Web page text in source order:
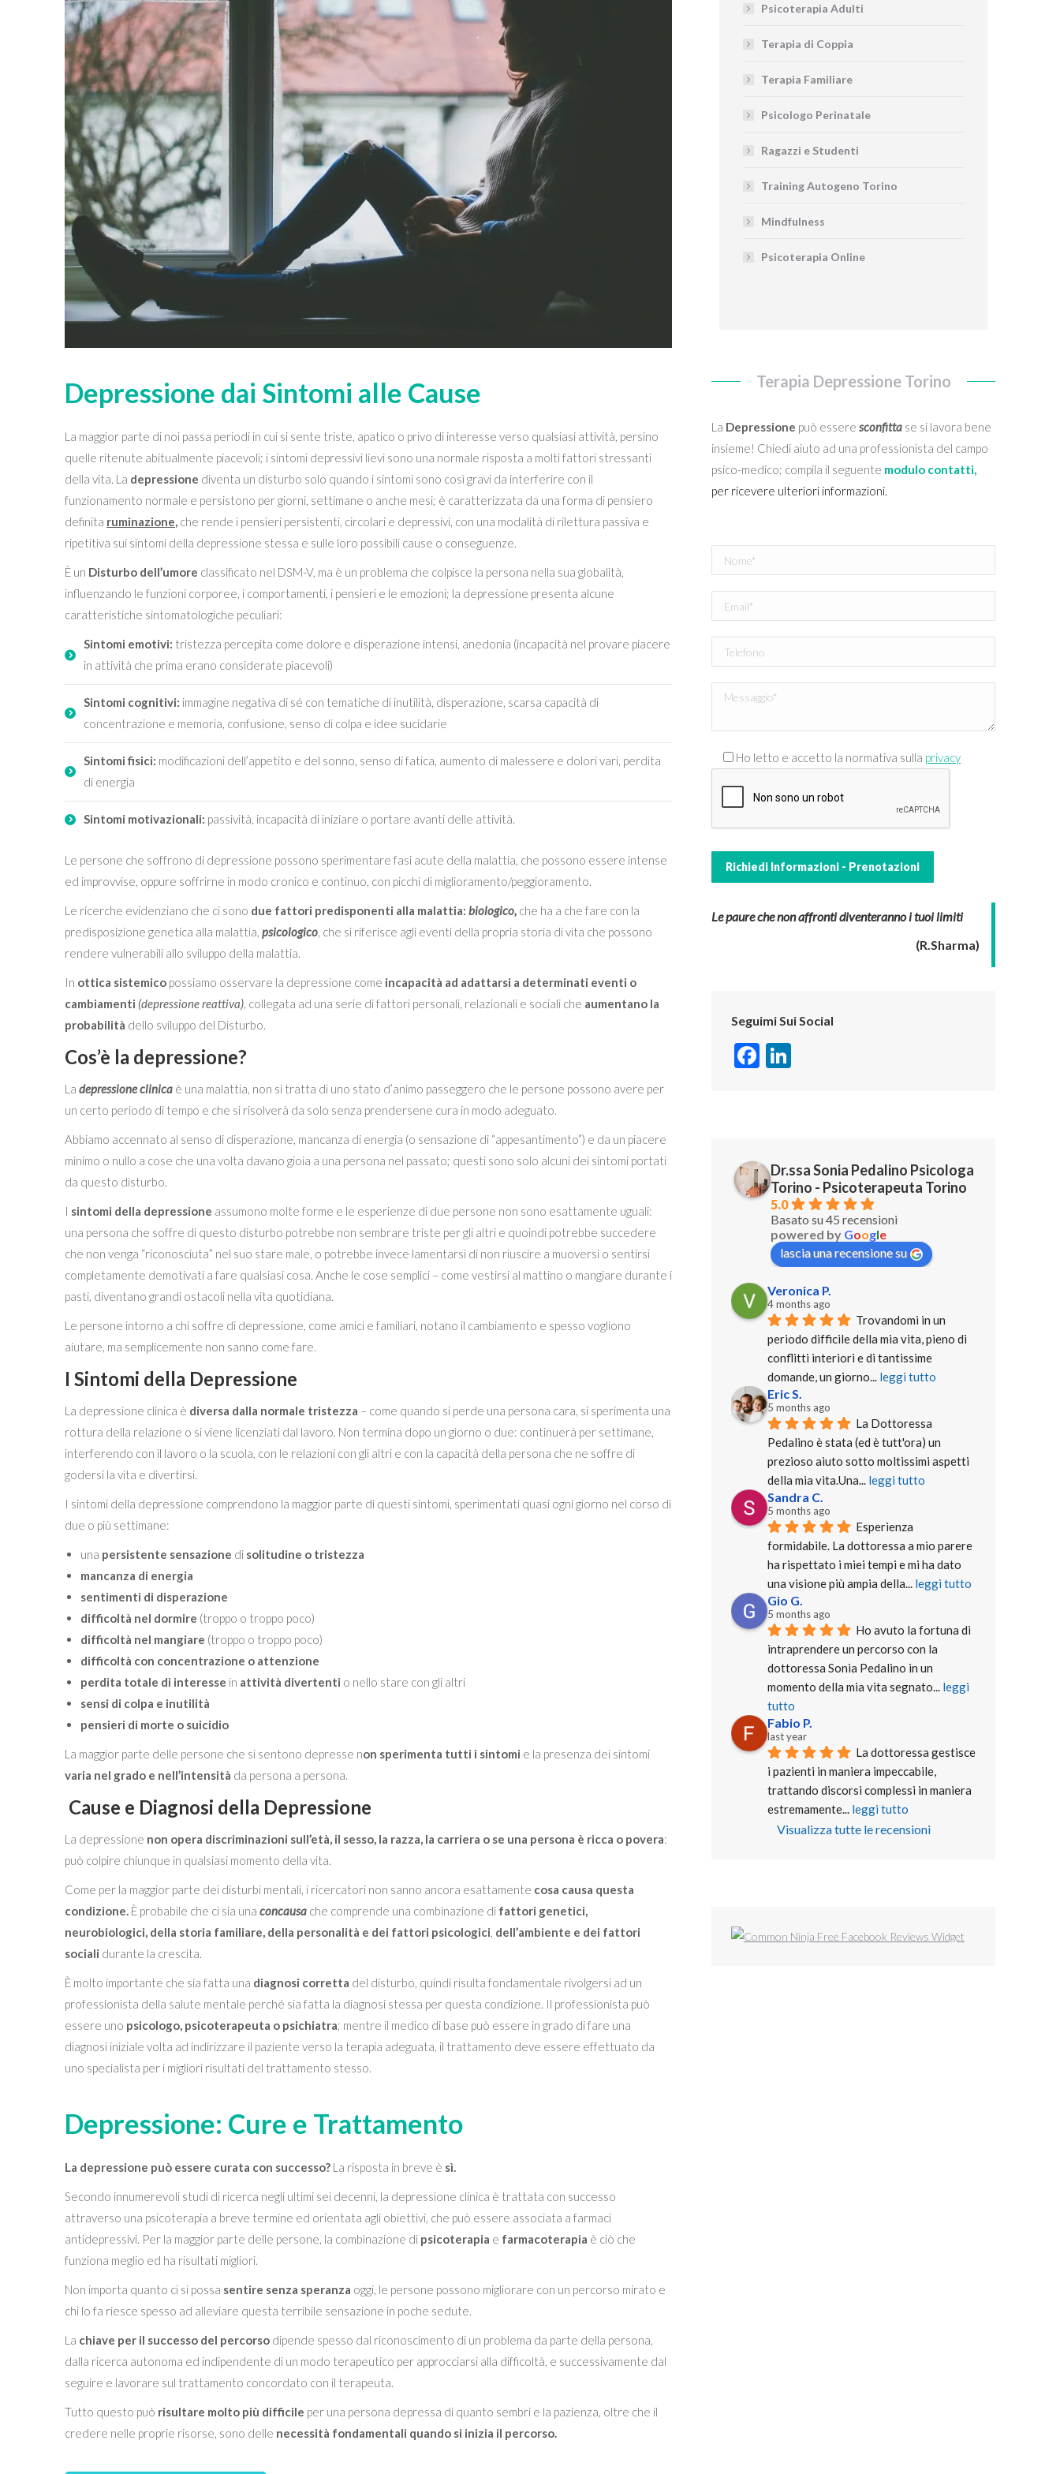
Depressione dai Sintomi alle Cause
La maggior parte di noi passa periodi in cui si sente triste, apatico o privo di interesse verso qualsiasi attività, persino
quelle ritenute abitualmente piacevoli; i sintomi depressivi lievi sono una normale risposta a molti fattori stressanti
della vita. La depressione diventa un disturbo solo quando i sintomi sono così gravi da interferire con il
funzionamento normale e persistono per giorni, settimane o anche mesi; è caratterizzata da una forma di pensiero
definita ruminazione, che rende i pensieri persistenti, circolari e depressivi, con una modalità di rilettura passiva e
ripetitiva sui sintomi della depressione stessa e sulle loro possibili cause o conseguenze.
È un Disturbo dell’umore classificato nel DSM-V, ma è un problema che colpisce la persona nella sua globalità,
influenzando le funzioni corporee, i comportamenti, i pensieri e le emozioni; la depressione presenta alcune
caratteristiche sintomatologiche peculiari:
Sintomi emotivi: tristezza percepita come dolore e disperazione intensi, anedonia (incapacità nel provare piacere
in attività che prima erano considerate piacevoli)
Sintomi cognitivi: immagine negativa di sé con tematiche di inutilità, disperazione, scarsa capacità di
concentrazione e memoria, confusione, senso di colpa e idee sucidarie
Sintomi fisici: modificazioni dell’appetito e del sonno, senso di fatica, aumento di malessere e dolori vari, perdita
di energia
Sintomi motivazionali: passività, incapacità di iniziare o portare avanti delle attività.
Le persone che soffrono di depressione possono sperimentare fasi acute della malattia, che possono essere intense
ed improvvise, oppure soffrirne in modo cronico e continuo, con picchi di miglioramento/peggioramento.
Le ricerche evidenziano che ci sono due fattori predisponenti alla malattia: biologico, che ha a che fare con la
predisposizione genetica alla malattia, psicologico, che si riferisce agli eventi della propria storia di vita che possono
rendere vulnerabili allo sviluppo della malattia.
In ottica sistemico possiamo osservare la depressione come incapacità ad adattarsi a determinati eventi o
cambiamenti (depressione reattiva), collegata ad una serie di fattori personali, relazionali e sociali che aumentano la
probabilità dello sviluppo del Disturbo.
Cos’è la depressione?
La depressione clinica è una malattia, non si tratta di uno stato d’animo passeggero che le persone possono avere per
un certo periodo di tempo e che si risolverà da solo senza prendersene cura in modo adeguato.
Abbiamo accennato al senso di disperazione, mancanza di energia (o sensazione di “appesantimento”) e da un piacere
minimo o nullo a cose che una volta davano gioia a una persona nel passato; questi sono solo alcuni dei sintomi portati
da questo disturbo.
I sintomi della depressione assumono molte forme e le esperienze di due persone non sono esattamente uguali:
una persona che soffre di questo disturbo potrebbe non sembrare triste per gli altri e quoindi potrebbe succedere
che non venga “riconosciuta” nel suo stare male, o potrebbe invece lamentarsi di non riuscire a muoversi o sentirsi
completamente demotivati ​​a fare qualsiasi cosa. Anche le cose semplici – come vestirsi al mattino o mangiare durante i
pasti, diventano grandi ostacoli nella vita quotidiana.
Le persone intorno a chi soffre di depressione, come amici e familiari, notano il cambiamento e spesso vogliono
aiutare, ma semplicemente non sanno come fare.
I Sintomi della Depressione
La depressione clinica è diversa dalla normale tristezza – come quando si perde una persona cara, si sperimenta una
rottura della relazione o si viene licenziati dal lavoro. Non termina dopo un giorno o due: continuerà per settimane,
interferendo con il lavoro o la scuola, con le relazioni con gli altri e con la capacità della persona che ne soffre di
godersi la vita e divertirsi.
I sintomi della depressione comprendono la maggior parte di questi sintomi, sperimentati quasi ogni giorno nel corso di
due o più settimane:
una persistente sensazione di solitudine o tristezza
mancanza di energia
sentimenti di disperazione
difficoltà nel dormire (troppo o troppo poco)
difficoltà nel mangiare (troppo o troppo poco)
difficoltà con concentrazione o attenzione
perdita totale di interesse in attività divertenti o nello stare con gli altri
sensi di colpa e inutilità
pensieri di morte o suicidio
La maggior parte delle persone che si sentono depresse non sperimenta tutti i sintomi e la presenza dei sintomi
varia nel grado e nell’intensità da persona a persona.
Cause e Diagnosi della Depressione
La depressione non opera discriminazioni sull’età, il sesso, la razza, la carriera o se una persona è ricca o povera:
può colpire chiunque in qualsiasi momento della vita.
Come per la maggior parte dei disturbi mentali, i ricercatori non sanno ancora esattamente cosa causa questa
condizione. È probabile che ci sia una concausa che comprende una combinazione di fattori genetici,
neurobiologici, della storia familiare, della personalità e dei fattori psicologici, dell’ambiente e dei fattori
sociali durante la crescita.
È molto importante che sia fatta una diagnosi corretta del disturbo, quindi risulta fondamentale rivolgersi ad un
professionista della salute mentale perché sia fatta la diagnosi stessa per questa condizione. Il professionista può
essere uno psicologo, psicoterapeuta o psichiatra; mentre il medico di base può essere in grado di fare una
diagnosi iniziale volta ad indirizzare il paziente verso la terapia adeguata, il trattamento deve essere effettuato da
uno specialista per i migliori risultati del trattamento stesso.
Depressione: Cure e Trattamento
La depressione può essere curata con successo? La risposta in breve è sì.
Secondo innumerevoli studi di ricerca negli ultimi sei decenni, la depressione clinica è trattata con successo
attraverso una psicoterapia a breve termine ed orientata agli obiettivi, che può essere associata a farmaci
antidepressivi. Per la maggior parte delle persone, la combinazione di psicoterapia e farmacoterapia è ciò che
funziona meglio ed ha risultati migliori.
Non importa quanto ci si possa sentire senza speranza oggi, le persone possono migliorare con un percorso mirato e
chi lo fa riesce spesso ad alleviare questa terribile sensazione in poche sedute.
La chiave per il successo del percorso dipende spesso dal riconoscimento di un problema da parte della persona,
dalla ricerca autonoma ed indipendente di un modo terapeutico per approcciarsi alla difficoltà, e successivamente dal
seguire e lavorare sul trattamento concordato con il terapeuta.
Tutto questo può risultare molto più difficile per una persona depressa di quanto sembri e la pazienza, oltre che il
credere nelle proprie risorse, sono delle necessità fondamentali quando si inizia il percorso.
Psicoterapia Adulti
Terapia di Coppia
Terapia Familiare
Psicologo Perinatale
Ragazzi e Studenti
Training Autogeno Torino
Mindfulness
Psicoterapia Online
Terapia Depressione Torino
La Depressione può essere sconfitta se si lavora bene
insieme! Chiedi aiuto ad una professionista del campo
psico-medico; compila il seguente modulo contatti,
per ricevere ulteriori informazioni.
Ho letto e accetto la normativa sulla privacy
Le paure che non affronti diventeranno i tuoi limiti
(R.Sharma)
Seguimi Sui Social
Facebook
Dr.ssa Sonia Pedalino Psicologa
Torino - Psicoterapeuta Torino
5.0
Basato su 45 recensioni
powered by Google
lascia una recensione su
Veronica P.
4 months ago
Trovandomi in un
periodo difficile della mia vita, pieno di
conflitti interiori e di tantissime
domande, un giorno... leggi tutto
Eric S.
5 months ago
La Dottoressa
Pedalino è stata (ed è tutt'ora) un
prezioso aiuto sotto moltissimi aspetti
della mia vita.Una... leggi tutto
Sandra C.
5 months ago
Esperienza
formidabile. La dottoressa a mio parere
ha rispettato i miei tempi e mi ha dato
una visione più ampia della... leggi tutto
Gio G.
5 months ago
Ho avuto la fortuna di
intraprendere un percorso con la
dottoressa Sonia Pedalino in un
momento della mia vita segnato... leggi
tutto
Fabio P.
last year
La dottoressa gestisce
i pazienti in maniera impeccabile,
trattando discorsi complessi in maniera
estremamente... leggi tutto
Visualizza tutte le recensioni
Free Facebook Reviews Widget